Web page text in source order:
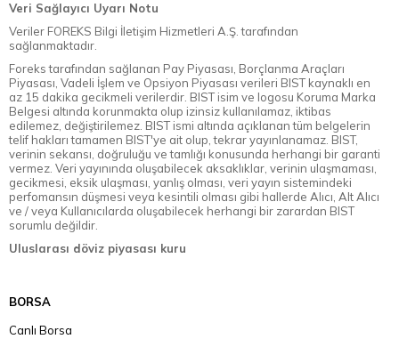
Veri Sağlayıcı Uyarı Notu
Veriler FOREKS Bilgi İletişim Hizmetleri A.Ş. tarafından
sağlanmaktadır.
Foreks tarafından sağlanan Pay Piyasası, Borçlanma Araçları
Piyasası, Vadeli İşlem ve Opsiyon Piyasası verileri BIST kaynaklı en
az 15 dakika gecikmeli verilerdir. BIST isim ve logosu Koruma Marka
Belgesi altında korunmakta olup izinsiz kullanılamaz, iktibas
edilemez, değiştirilemez. BIST ismi altında açıklanan tüm belgelerin
telif hakları tamamen BIST'ye ait olup, tekrar yayınlanamaz. BIST,
verinin sekansı, doğruluğu ve tamlığı konusunda herhangi bir garanti
vermez. Veri yayınında oluşabilecek aksaklıklar, verinin ulaşmaması,
gecikmesi, eksik ulaşması, yanlış olması, veri yayın sistemindeki
perfomansın düşmesi veya kesintili olması gibi hallerde Alıcı, Alt Alıcı
ve / veya Kullanıcılarda oluşabilecek herhangi bir zarardan BIST
sorumlu değildir.
Uluslarası döviz piyasası kuru
BORSA
Canlı Borsa